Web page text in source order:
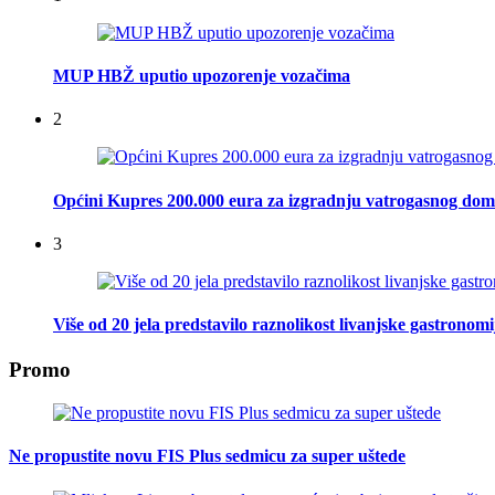
MUP HBŽ uputio upozorenje vozačima
2
Općini Kupres 200.000 eura za izgradnju vatrogasnog
3
Više od 20 jela predstavilo raznolikost livanjske
Promo
Ne propustite novu FIS Plus sedmicu za super uštede